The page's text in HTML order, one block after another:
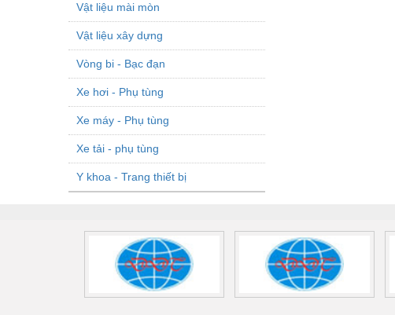
Vật liệu mài mòn
Vật liệu xây dựng
Vòng bi - Bạc đạn
Xe hơi - Phụ tùng
Xe máy - Phụ tùng
Xe tải - phụ tùng
Y khoa - Trang thiết bị